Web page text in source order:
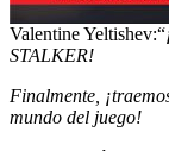
Valentine Yeltishev:“
STALKER!
Finalmente,
mundo del juego!